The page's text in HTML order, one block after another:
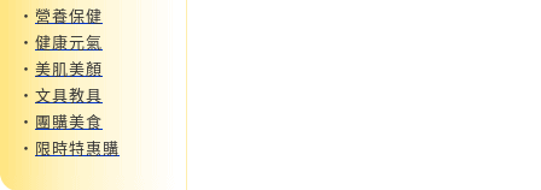
‧ 營養保健
‧ 健康元氣
‧ 美肌美顏
‧ 文具教具
‧ 團購美食
‧ 限時特惠購